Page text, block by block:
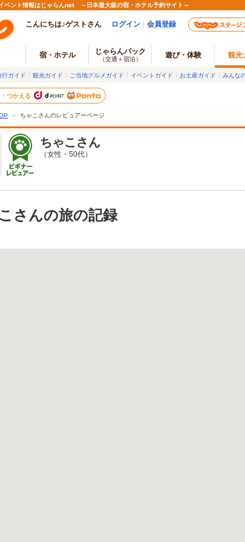
ベント情報はじゃらんnet ～日本最大級の宿・ホテル予約サイト～
こんにちは♪ゲストさん ログイン 会員登録
宿・ホテル じゃらんパック
（交通＋宿泊） 遊び・体験 観光
行ガイド 観光ガイド ご当地グルメガイド イベントガイド お土産ガイド みんな
つかえる
＞ ちゃこさんのレビュアーページ
ちゃこ さん
（女性・50代）
さんの旅の記録